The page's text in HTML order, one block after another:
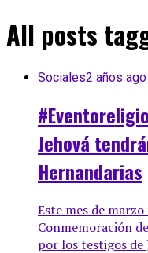
All posts
Sociales2 años ago
Jehová
Hernandarias
Este mes de
Conmemoración
por los testigos de